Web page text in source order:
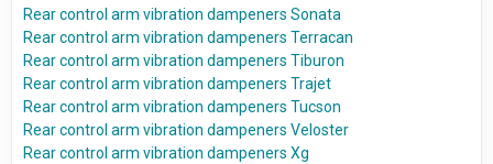
Rear control arm vibration dampeners Sonata
Rear control arm vibration dampeners Terracan
Rear control arm vibration dampeners Tiburon
Rear control arm vibration dampeners Trajet
Rear control arm vibration dampeners Tucson
Rear control arm vibration dampeners Veloster
Rear control arm vibration dampeners Xg